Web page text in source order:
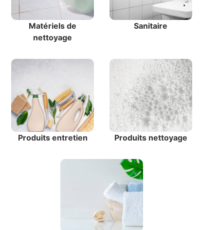
Matériels de
nettoyage
Sanitaire
Produits entretien Produits nettoyage